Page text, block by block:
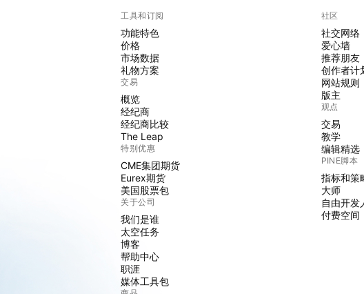
工具和订阅
功能特色
价格
市场数据
礼物方案
交易
概览
经纪商
经纪商比较
The Leap
特别优惠
CME集团期货
Eurex期货
美国股票包
关于公司
我们是谁
太空任务
博客
帮助中心
职涯
媒体工具包
社区
社交网络
爱心墙
推荐朋友
创作者计
网站规则
版主
观点
交易
教学
编辑精选
PINE脚本
指标和策
大师
自由开发
付费空间